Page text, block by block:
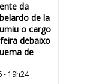
da
de la
o cargo
debaixo
de
- 19h24